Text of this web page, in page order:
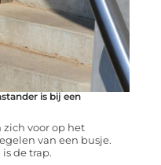
is bij een
voor op het
van een busje.
de trap.